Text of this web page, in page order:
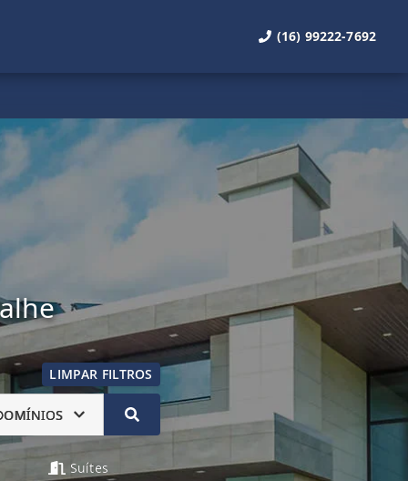
(16) 99222-7692
LIMPAR FILTROS
Suítes